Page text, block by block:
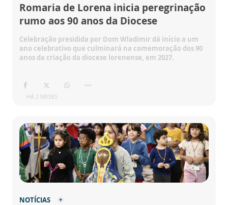
Romaria de Lorena inicia peregrinação
rumo aos 90 anos da Diocese
Celebração presidida por Dom Wladimir dá início a um
ano celebrativo que culminará na comemoração dos 90
anos da criação da diocese lorenense, em 2027.
HÁ 2 MESES
NOTÍCIAS